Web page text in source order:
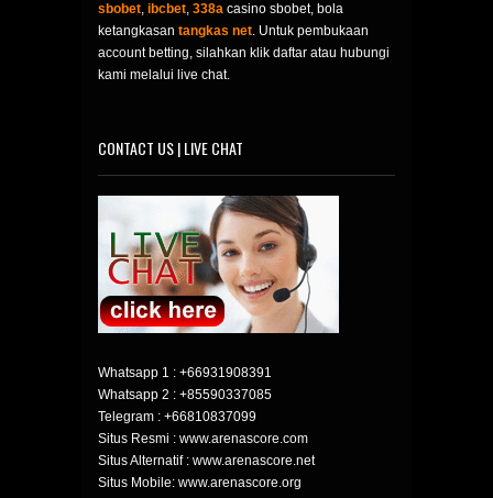
sbobet, ibcbet, 338a casino sbobet, bola
ketangkasan tangkas net. Untuk pembukaan
account betting, silahkan klik daftar atau hubungi
kami melalui live chat.
CONTACT US | LIVE CHAT
Whatsapp 1 : +66931908391
Whatsapp 2 : +85590337085
Telegram : +66810837099
Situs Resmi : www.arenascore.com
Situs Alternatif : www.arenascore.net
Situs Mobile: www.arenascore.org